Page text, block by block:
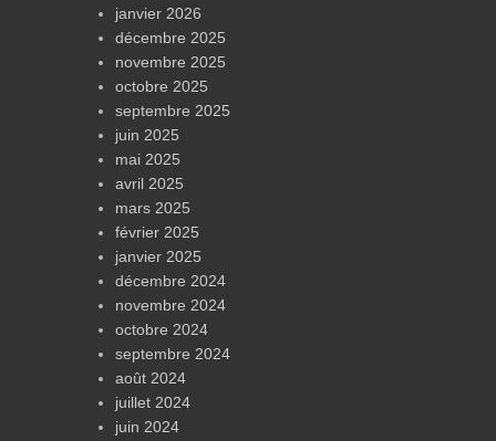
janvier 2026
décembre 2025
novembre 2025
octobre 2025
septembre 2025
juin 2025
mai 2025
avril 2025
mars 2025
février 2025
janvier 2025
décembre 2024
novembre 2024
octobre 2024
septembre 2024
août 2024
juillet 2024
juin 2024